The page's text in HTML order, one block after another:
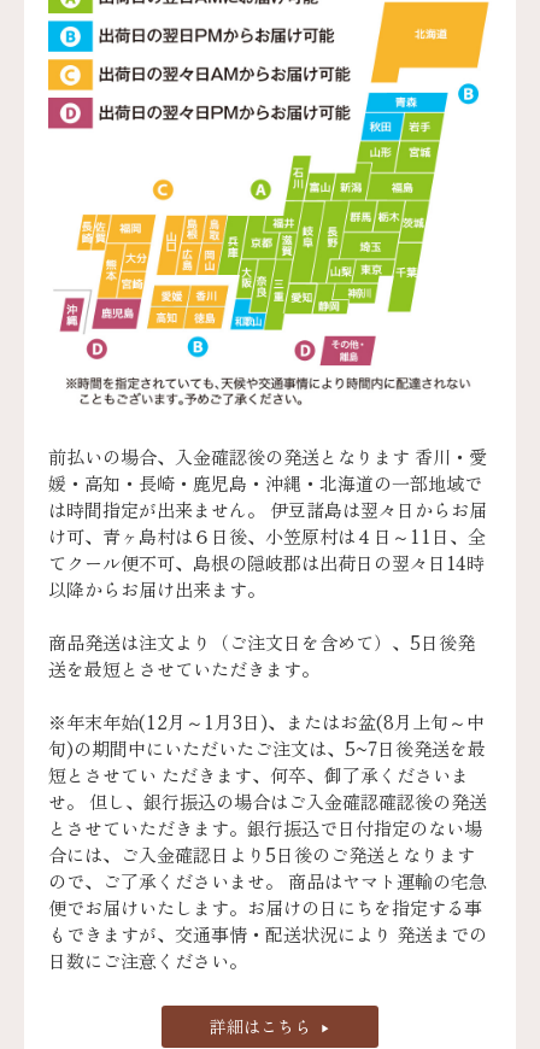
前払いの場合、入金確認後の発送となります 香川・愛
媛・高知・長崎・鹿児島・沖縄・北海道の一部地域で
は時間指定が出来ません。 伊豆諸島は翌々日からお届
け可、青ヶ島村は６日後、小笠原村は４日～11日、全
てクール便不可、島根の隠岐郡は出荷日の翌々日14時
以降からお届け出来ます。
商品発送は注文より（ご注文日を含めて）、5日後発
送を最短とさせていただきます。
※年末年始(12月～1月3日)、またはお盆(8月上旬～中
旬)の期間中にいただいたご注文は、5~7日後発送を最
短とさせてい ただきます、何卒、御了承くださいま
せ。 但し、銀行振込の場合はご入金確認確認後の発送
とさせていただきます。銀行振込で日付指定のない場
合には、ご入金確認日より5日後のご発送となります
ので、ご了承くださいませ。 商品はヤマト運輸の宅急
便でお届けいたします。お届けの日にちを指定する事
もできますが、交通事情・配送状況により 発送までの
日数にご注意ください。
詳細はこちら